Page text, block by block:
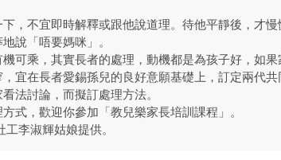
，不宜即時解釋或跟他說道理。待他平靜後，才
說「唔要媽咪」。
可乘，其實長者的處理，動機都是為孩子好，如
宜在長者愛錫孫兒的良好意願基礎上，訂定兩代
法討論，而擬訂處理方法。
式，歡迎你參加「教兒樂家長培訓課程」。
李淑輝姑娘提供。